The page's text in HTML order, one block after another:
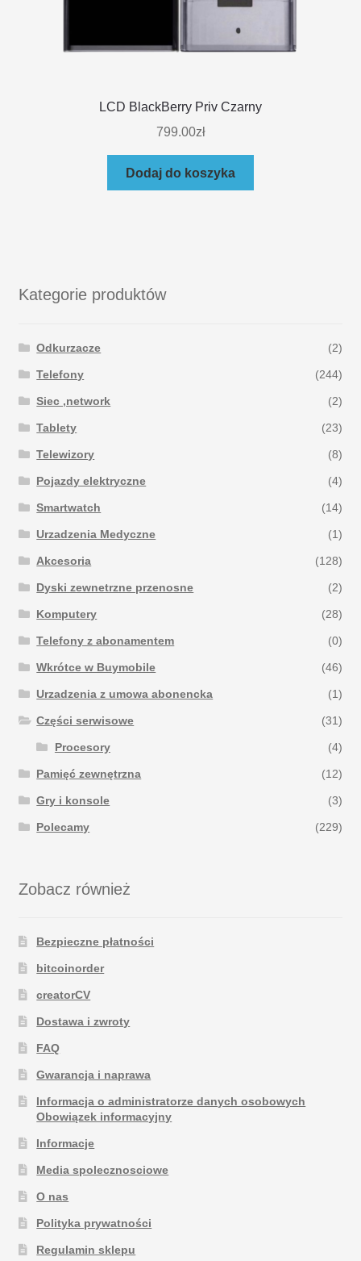
LCD BlackBerry Priv Czarny
799.00zł
Dodaj do koszyka
Kategorie produktów
Odkurzacze (2)
Telefony (244)
Siec ,network (2)
Tablety (23)
Telewizory (8)
Pojazdy elektryczne (4)
Smartwatch (14)
Urzadzenia Medyczne (1)
Akcesoria (128)
Dyski zewnetrzne przenosne (2)
Komputery (28)
Telefony z abonamentem (0)
Wkrótce w Buymobile (46)
Urzadzenia z umowa abonencka (1)
Części serwisowe (31)
Procesory (4)
Pamięć zewnętrzna (12)
Gry i konsole (3)
Polecamy (229)
Zobacz również
Bezpieczne płatności
bitcoinorder
creatorCV
Dostawa i zwroty
FAQ
Gwarancja i naprawa
Informacja o administratorze danych osobowych
Obowiązek informacyjny
Informacje
Media spolecznosciowe
O nas
Polityka prywatności
Regulamin sklepu